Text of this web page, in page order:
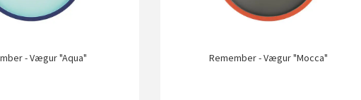
- Vægur "Aqua" Remember - Vægur "Mocca"